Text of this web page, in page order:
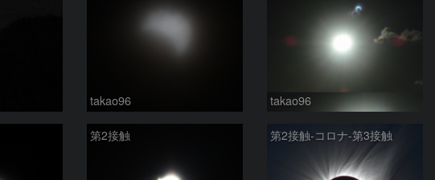
takao96 takao96
第2接触 第2接触-コロナ-第3接触